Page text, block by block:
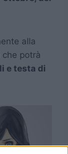
alla
potrà
e testa di